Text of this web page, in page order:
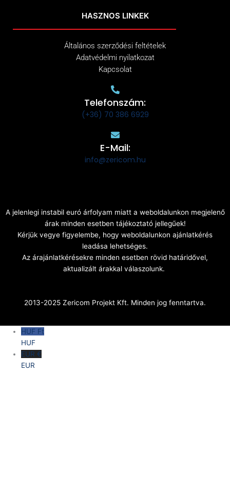
HASZNOS LINKEK
Általános szerződési feltételek
Adatvédelmi nyilatkozat
Kapcsolat
Telefonszám:
(+36) 70 386 6929
E-Mail:
info@zericom.hu
A jelenlegi instabil euró árfolyam miatt a weboldalunkon megjelenő
árak minden esetben tájékoztató jellegűek!
Kérjük vegye figyelembe, hogy weboldalunkon ajánlatkérés
leadása lehetséges.
Az árajánlatkérésekre minden esetben rövid határidővel,
aktualizált árakkal válaszolunk.
2013-2025 Zericom Projekt Kft. Minden jog fenntartva.
HUF Ft
HUF
EUR €
EUR